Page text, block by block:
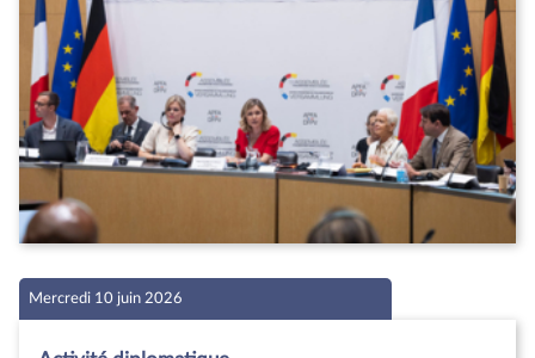
Mercredi 10 juin 2026